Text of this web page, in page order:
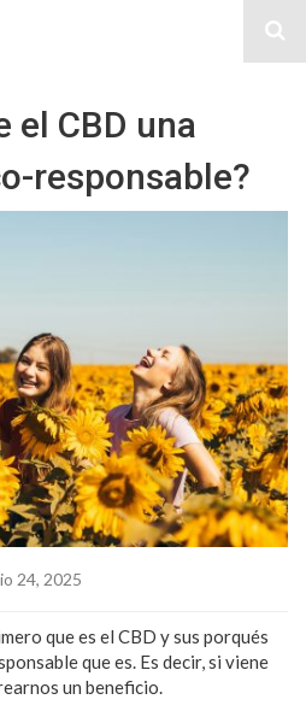
el CBD una
responsable?
24, 2025
que es el CBD y sus porqués
que es. Es decir, si viene
un beneficio.